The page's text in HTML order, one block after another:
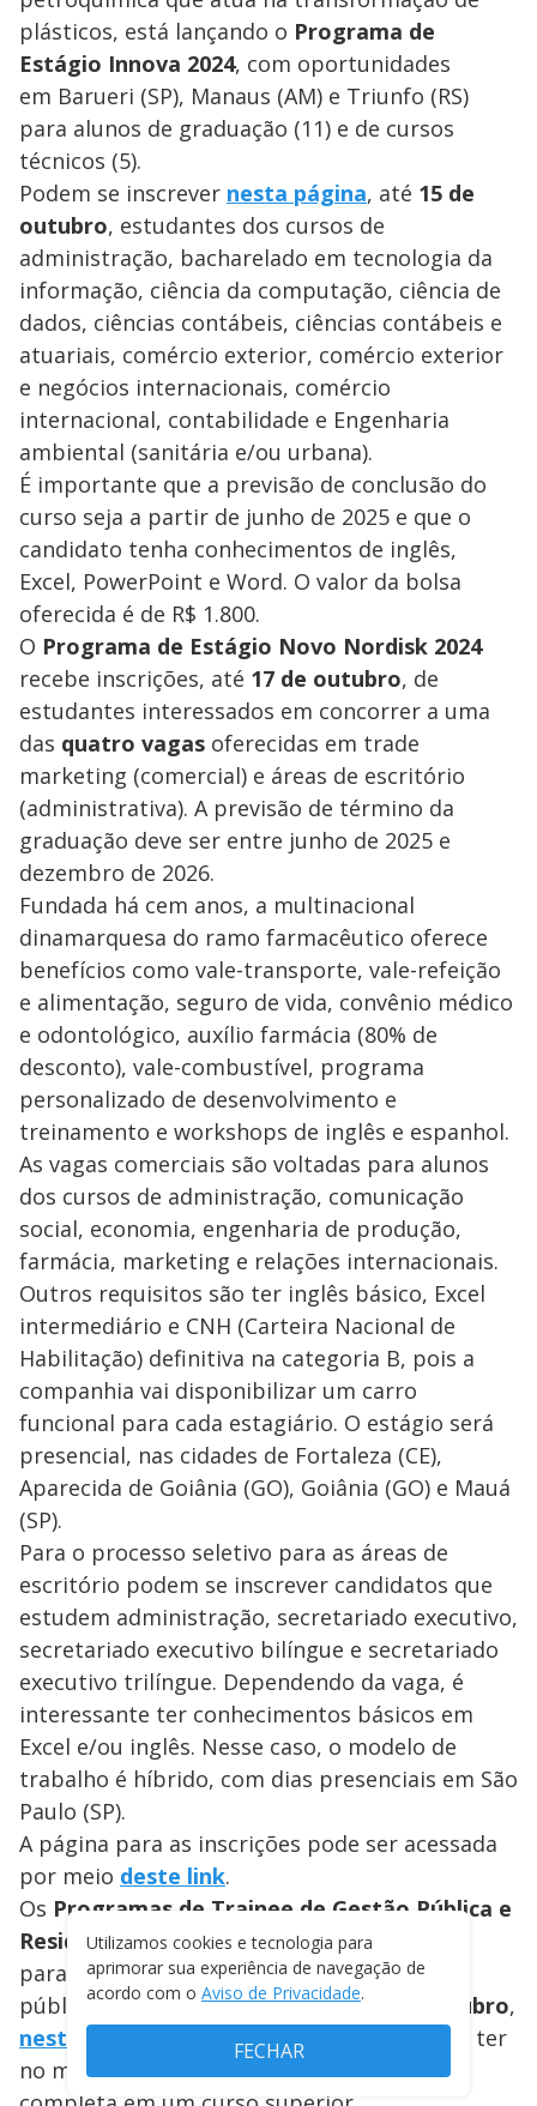
plásticos, está lançando o Programa de
Estágio Innova 2024, com oportunidades
em Barueri (SP), Manaus (AM) e Triunfo (RS)
para alunos de graduação (11) e de cursos
técnicos (5).
Podem se inscrever nesta página, até 15 de
outubro, estudantes dos cursos de
administração, bacharelado em tecnologia da
informação, ciência da computação, ciência de
dados, ciências contábeis, ciências contábeis e
atuariais, comércio exterior, comércio exterior
e negócios internacionais, comércio
internacional, contabilidade e Engenharia
ambiental (sanitária e/ou urbana).
É importante que a previsão de conclusão do
curso seja a partir de junho de 2025 e que o
candidato tenha conhecimentos de inglês,
Excel, PowerPoint e Word. O valor da bolsa
oferecida é de R$ 1.800.
O Programa de Estágio Novo Nordisk 2024
recebe inscrições, até 17 de outubro, de
estudantes interessados em concorrer a uma
das quatro vagas oferecidas em trade
marketing (comercial) e áreas de escritório
(administrativa). A previsão de término da
graduação deve ser entre junho de 2025 e
dezembro de 2026.
Fundada há cem anos, a multinacional
dinamarquesa do ramo farmacêutico oferece
benefícios como vale-transporte, vale-refeição
e alimentação, seguro de vida, convênio médico
e odontológico, auxílio farmácia (80% de
desconto), vale-combustível, programa
personalizado de desenvolvimento e
treinamento e workshops de inglês e espanhol.
As vagas comerciais são voltadas para alunos
dos cursos de administração, comunicação
social, economia, engenharia de produção,
farmácia, marketing e relações internacionais.
Outros requisitos são ter inglês básico, Excel
intermediário e CNH (Carteira Nacional de
Habilitação) definitiva na categoria B, pois a
companhia vai disponibilizar um carro
funcional para cada estagiário. O estágio será
presencial, nas cidades de Fortaleza (CE),
Aparecida de Goiânia (GO), Goiânia (GO) e Mauá
(SP).
Para o processo seletivo para as áreas de
escritório podem se inscrever candidatos que
estudem administração, secretariado executivo,
secretariado executivo bilíngue e secretariado
executivo trilíngue. Dependendo da vaga, é
interessante ter conhecimentos básicos em
Excel e/ou inglês. Nesse caso, o modelo de
trabalho é híbrido, com dias presenciais em São
Paulo (SP).
A página para as inscrições pode ser acessada
por meio deste link.
Os Programas de Trainee de Gestão Pública e
Residências 2024 do Vetor Brasil, voltados
para a atuação em atividades no serviço
público, recebem inscriçõesaté 18 de outubro,
nesta página
. Para se candidatar, é preciso ter
no mínimo 18 anos de idade e formação
Utilizamos cookies e tecnologia para
aprimorar sua experiência de navegação de
acordo com o Aviso de Privacidade.
FECHAR